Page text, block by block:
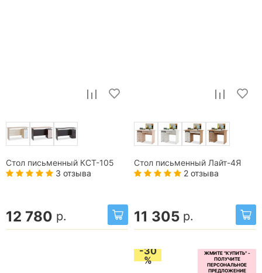
Стол письменный КСТ-105
3 отзыва
12 780 р.
Стол письменный Лайт-4Я
2 отзыва
11 305 р.
-30
%